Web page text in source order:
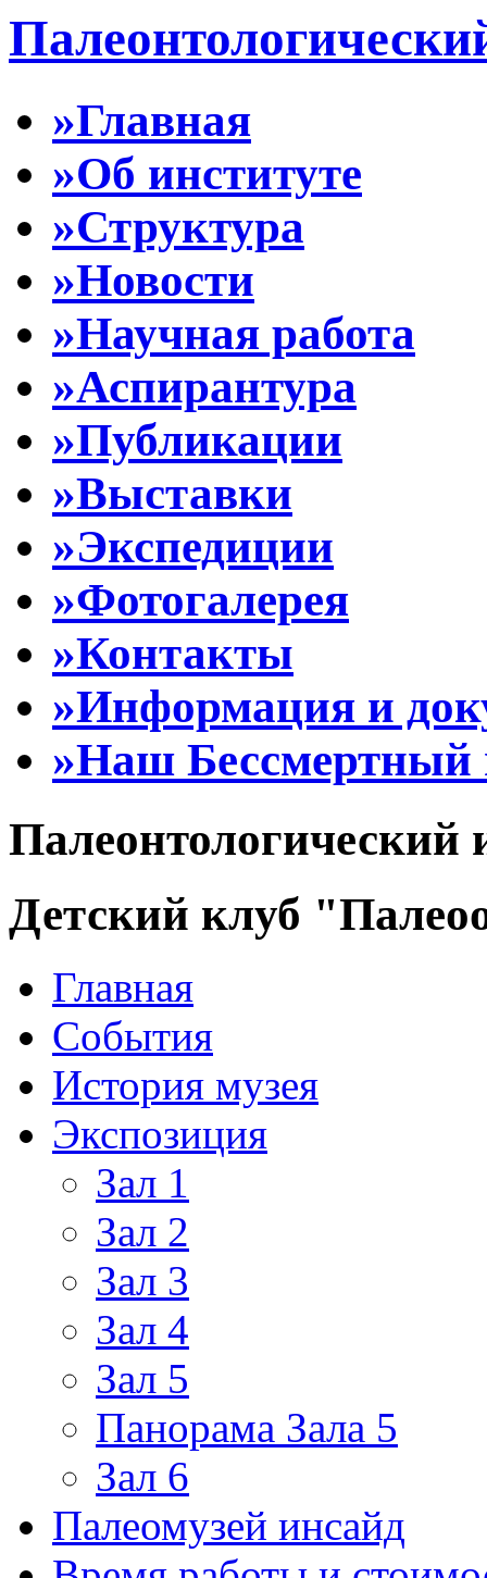
»Главная
»Об институте
»Структура
»Новости
»Научная работа
»Аспирантура
»Публикации
»Выставки
»Экспедиции
»Фотогалерея
»Контакты
»Информация и
»Наш Бессмертный
Палеонтологический
Детский клуб
Главная
События
История музея
Экспозиция
Зал 1
Зал 2
Зал 3
Зал 4
Зал 5
Панорама Зала 5
Зал 6
Палеомузей инсайд